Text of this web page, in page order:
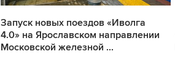
Запуск новых поездов «Иволга
4.0» на Ярославском направлении
Московской железной ...